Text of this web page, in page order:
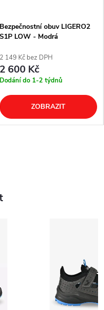
Bezpečnostní obuv LIGERO2
S1P LOW - Modrá
2 149 Kč bez DPH
2 600 Kč
Dodání do 1-2 týdnů
ZOBRAZIT